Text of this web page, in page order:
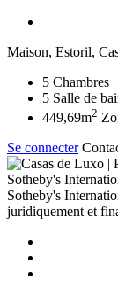
Maison, Estoril,
5 Chambres
5 Salle de
449,69m2
Se connecter
Sotheby's
Sotheby's
juridiquement et